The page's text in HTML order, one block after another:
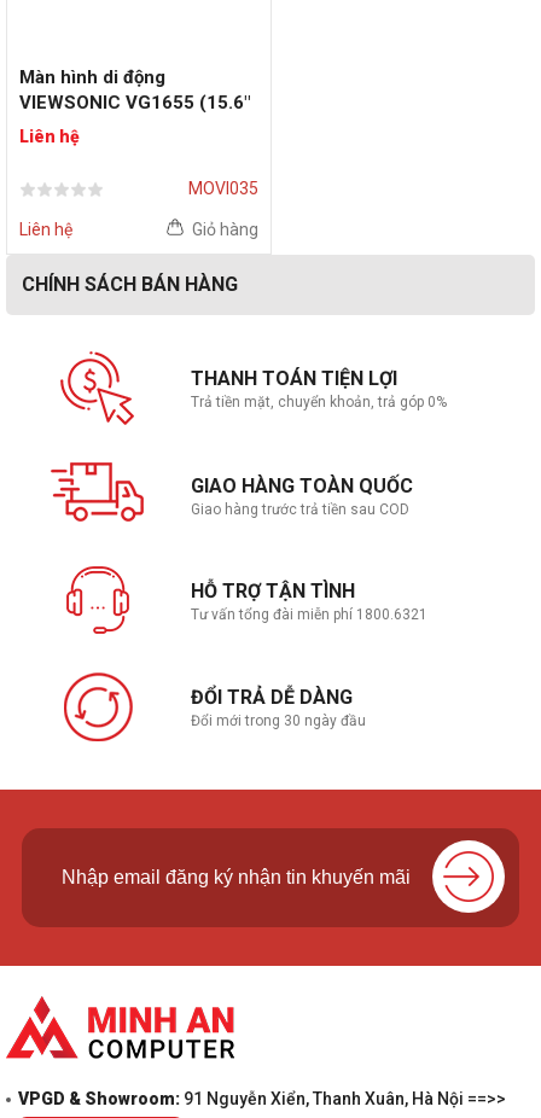
Màn hình di động
VIEWSONIC VG1655 (15.6"
FHD | 60Hz | IPS)
Liên hệ
MOVI035
Liên hệ Giỏ hàng
CHÍNH SÁCH BÁN HÀNG
THANH TOÁN TIỆN LỢI
Trả tiền mặt, chuyển khoản, trả góp 0%
GIAO HÀNG TOÀN QUỐC
Giao hàng trước trả tiền sau COD
HỖ TRỢ TẬN TÌNH
Tư vấn tổng đài miễn phí 1800.6321
ĐỔI TRẢ DỄ DÀNG
Đổi mới trong 30 ngày đầu
VPGD & Showroom: 91 Nguyễn Xiển, Thanh Xuân, Hà Nội ==>>